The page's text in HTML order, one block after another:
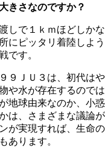
きさなのですか？
しで１ｋｍほどしかな
にピッタリ着陸しよう
です。
９ＪＵ３は、初代はや
や水が存在するのでは
地球由来なのか、小惑
は、さまざまな議論が
が実現すれば、生命の
あります。